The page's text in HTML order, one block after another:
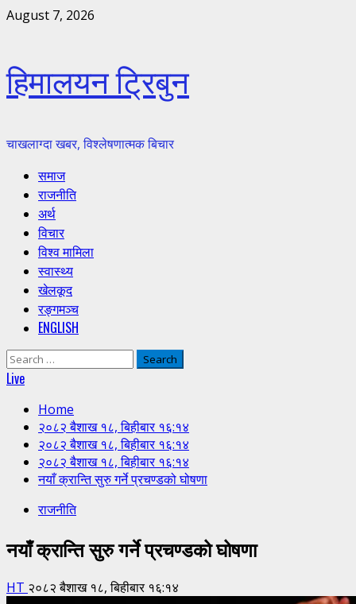
Skip
August 7, 2026
हिमालयन ट्रिबुन
चाखलाग्दा खबर, विश्लेषणात्मक बिचार
Primary
Menu
समाज
राजनीति
अर्थ
विचार
विश्व मामिला
स्वास्थ्य
खेलकूद
रङ्गमञ्च
ENGLISH
Search
for:
Live
Home
२०८२ बैशाख १८, बिहीबार १६:१४
२०८२ बैशाख १८, बिहीबार १६:१४
२०८२ बैशाख १८, बिहीबार १६:१४
नयाँ क्रान्ति सुरु गर्ने प्रचण्डको घोषणा
राजनीति
नयाँ क्रान्ति सुरु गर्ने प्रचण्डको घोषणा
HT २०८२ बैशाख १८, बिहीबार १६:१४